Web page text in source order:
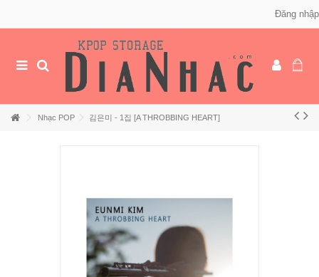
Đăng nhập
Nhạc POP 김은미 - 1집 [A THROBBING HEART]